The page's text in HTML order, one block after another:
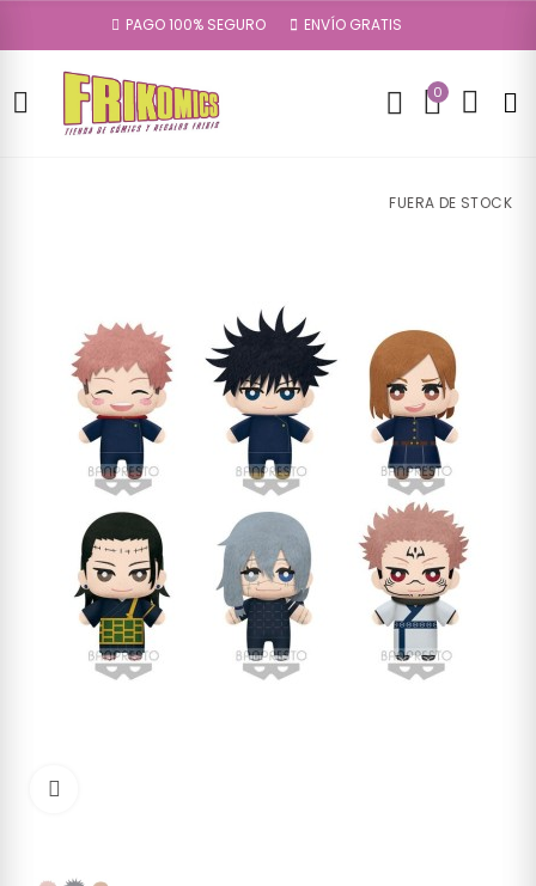
PAGO 100% SEGURO ENVÍO GRATIS
0
FUERA DE STOCK